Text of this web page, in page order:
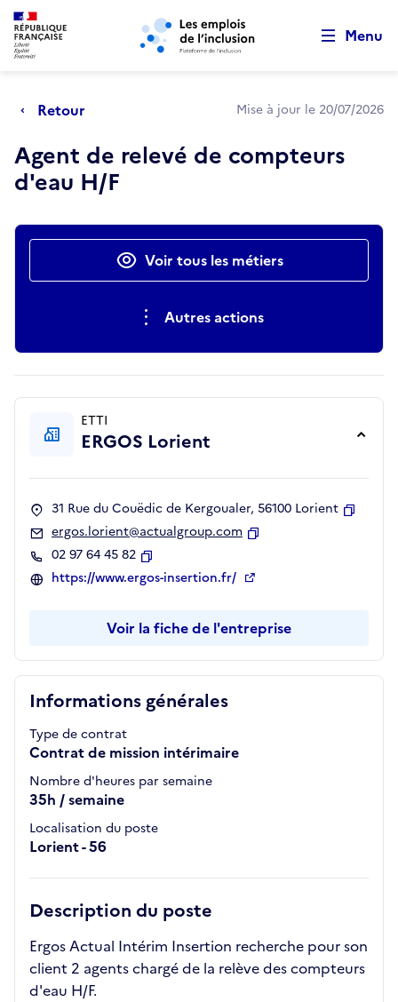
Aller au menu principal Aller au contenu principal
Menu
Retour Mise à jour le 20/07/2026
Agent de relevé de compteurs
d'eau H/F
Actions rapidesVoir tous les métiers
Autres actions
Informations générales
Type de contrat
Contrat de mission intérimaire
Nombre d'heures par semaine
35h / semaine
Localisation du poste
Lorient - 56
Description du poste
Ergos Actual Intérim Insertion recherche pour son
client 2 agents chargé de la relève des compteurs
d'eau H/F.
ETTI
ERGOS Lorient
31 Rue du Couëdic de Kergoualer, 56100 Lorient
ergos.lorient@actualgroup.com
02 97 64 45 82
Copier
https://www.ergos-insertion.fr/
Voir la fiche de l'entreprise
Retour au début de la page
Panneau de gestion des cookies